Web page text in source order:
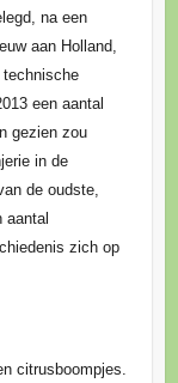
na een
aan Holland,
een aantal
gezien zou
in de
de oudste,
aantal
zich op
citrusboompjes.